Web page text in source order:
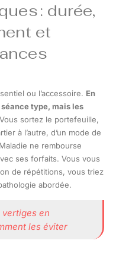
: durée,
et
ou l’accessoire. En
type, mais les
sortez le portefeuille,
à l’autre, d’un mode de
ne rembourse
ses forfaits. Vous vous
de répétitions, vous triez
abordée.
en
les éviter